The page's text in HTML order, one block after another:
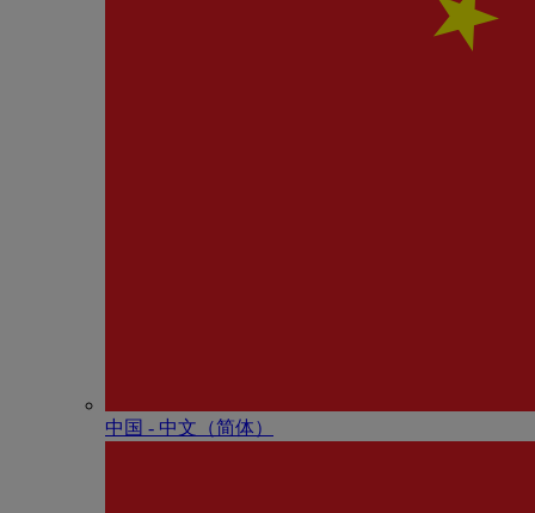
中国 - 中⽂（简体）